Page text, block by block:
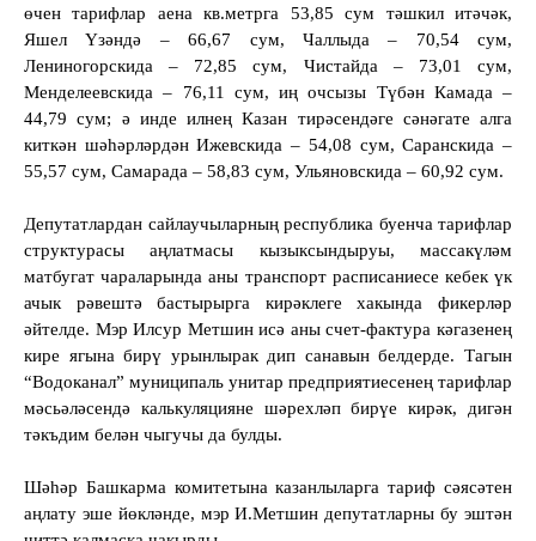
өчен тарифлар аена кв.метрга 53,85 сум тәшкил итәчәк,
Яшел Үзәндә – 66,67 сум, Чаллыда – 70,54 сум,
Лениногорскида – 72,85 сум, Чистайда – 73,01 сум,
Менделеевскида – 76,11 сум, иң очсызы Түбән Камада –
44,79 сум; ә инде илнең Казан тирәсендәге сәнәгате алга
киткән шәһәрләрдән Ижевскида – 54,08 сум, Саранскида –
55,57 сум, Самарада – 58,83 сум, Ульяновскида – 60,92 сум.
Депутатлардан сайлаучыларның республика буенча тарифлар
структурасы аңлатмасы кызыксындыруы, массакүләм
матбугат чараларында аны транспорт расписаниесе кебек үк
ачык рәвештә бастырырга кирәклеге хакында фикерләр
әйтелде. Мэр Илсур Метшин исә аны счет-фактура кәгазенең
кире ягына бирү урынлырак дип санавын белдерде. Тагын
“Водоканал” муниципаль унитар предприятиесенең тарифлар
мәсьәләсендә калькуляцияне шәрехләп бирүе кирәк, дигән
тәкъдим белән чыгучы да булды.
Шәһәр Башкарма комитетына казанлыларга тариф сәясәтен
аңлату эше йөкләнде, мэр И.Метшин депутатларны бу эштән